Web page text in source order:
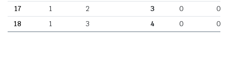
17
1 2 3 0
0
18
1 3 4 0 0